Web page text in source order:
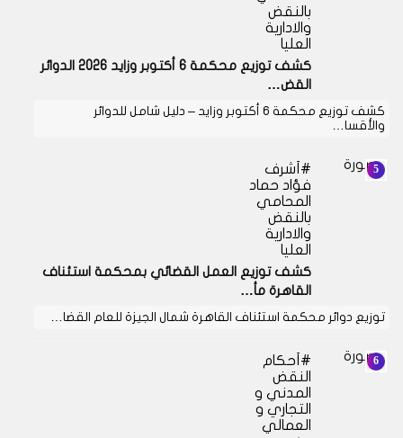
بالنقض
والادارية
العليا
كشف توزيع محكمة 6 أكتوبر وزايد 2026 الدوائر
القض…
كشف توزيع محكمة 6 أكتوبر وزايد – دليل شامل للدوائر
والأقسا…
أشرف
فؤاد حماد
المحامي
بالنقض
والادارية
العليا
كشف توزيع العمل القضائي بمحكمة استئناف
القاهرة مأ…
توزيع دوائر محكمة استئناف القاهرة شمال الجيزة للعام القضا…
أحكام
النقض
المدني و
التجاري و
العمالي